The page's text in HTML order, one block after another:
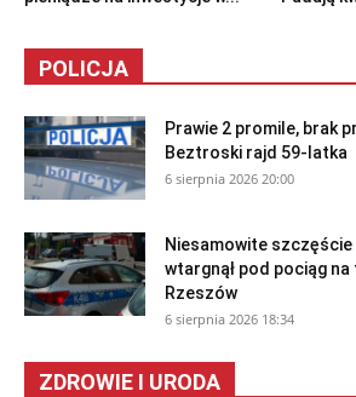
POLICJA
Prawie 2 promile, brak
Beztroski rajd 59-latka
6 sierpnia 2026 20:00
Niesamowite szczęście
wtargnął pod pociąg
Rzeszów
6 sierpnia 2026 18:34
ZDROWIE I URODA